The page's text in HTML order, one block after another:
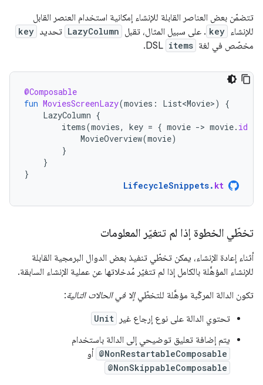
تتضمّن بعض العناصر القابلة للإنشاء إمكانية استخدام العنصر القابل
للإنشاء key . على سبيل المثال، تقبل LazyColumn تحديد key
مخصّص في لغة items
@Composable
fun MoviesScreenLazy(movies : List<Movie>)
{
LazyColumn {
items(movies, key = { movie -> movie. id
MovieOverview(movie)
}
}
}
LifecycleSnippets. kt
تخطّي الخطوة إذا لم تتغيّر المعلومات
أثناء إعادة الإنشاء، يمكن تخطّي تنفيذ بعض الدوال البرمجية القابلة
للإنشاء المؤهَّلة بالكامل إذا لم تتغيّر مُدخلاتها عن عملية الإنشاء السابقة.
تكون الدالة المركّبة مؤهَّلة للتخطّيإلا في الحالات التالية:
تحتوي الدالة على نوع إرجاع غير
Unit
يتم إضافة تعليق توضيحي إلى الدالة باستخدام
@NonRestartableComposable أو
@NonSkippableComposable